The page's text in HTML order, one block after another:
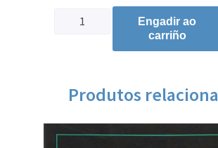
Engadir ao
carriño
Produtos